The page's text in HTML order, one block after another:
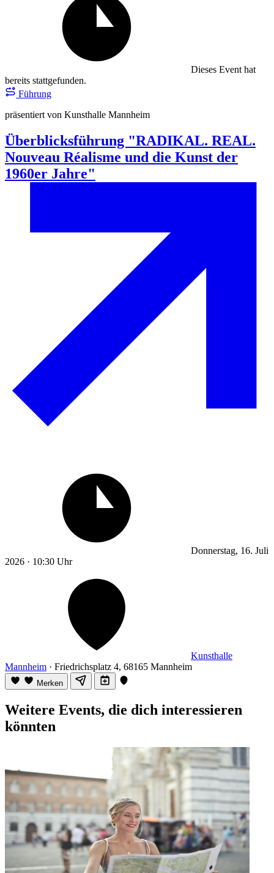
Dieses Event hat
bereits stattgefunden.
Führung
präsentiert von Kunsthalle Mannheim
Überblicksführung "RADIKAL. REAL.
Nouveau Réalisme und die Kunst der
1960er Jahre"
Donnerstag, 16. Juli
2026 · 10:30 Uhr
Kunsthalle
Mannheim · Friedrichsplatz 4, 68165 Mannheim
Merken
Weitere Events, die dich interessieren
könnten